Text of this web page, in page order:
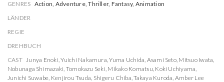
GENRES Action, Adventure, Thriller, Fantasy, Animation
LÄNDER
REGIE
DREHBUCH
CAST Junya Enoki,Yuichi Nakamura,Yuma Uchida, Asami Seto, Mitsuo Iwata,
Nobunaga Shimazaki, Tomokazu Seki, Mikako Komatsu, Koki Uchiyama,
Junichi Suwabe, Kenjirou Tsuda, Shigeru Chiba,Takaya Kuroda, Amber Lee